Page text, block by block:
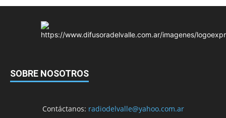
SOBRE NOSOTROS
Contáctanos: radiodelvalle@yahoo.com.ar